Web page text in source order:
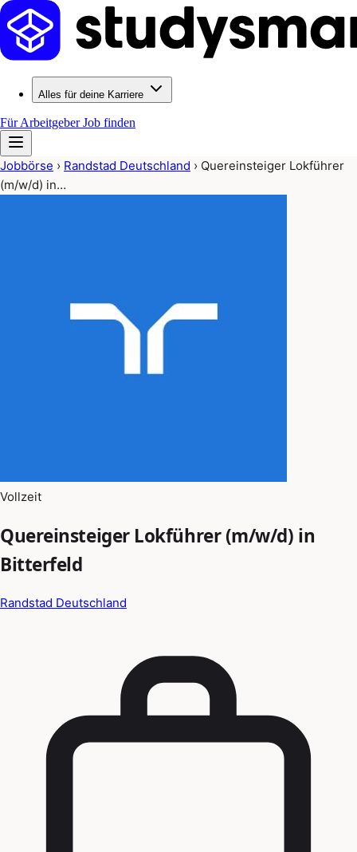
Alles für deine Karriere
Für ArbeitgeberJob finden
Jobbörse › Randstad Deutschland › Quereinsteiger Lokführer
(m/w/d) in…
Vollzeit
Quereinsteiger Lokführer (m/w/d) in
Bitterfeld
Randstad Deutschland